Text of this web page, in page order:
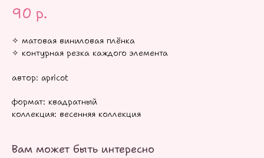
90 р.
✧ матовая виниловая плёнка
✧ контурная резка каждого элемента
автор: apricot
формат: квадратный
коллекция: весенняя коллекция
Вам может быть интересно